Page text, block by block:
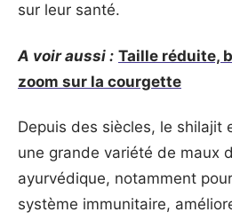
sur leur santé.
A voir aussi : Taille réduite,
zoom sur la courgette
Depuis des siècles, le shilajit
une grande variété de maux
ayurvédique, notamment
système immunitaire,